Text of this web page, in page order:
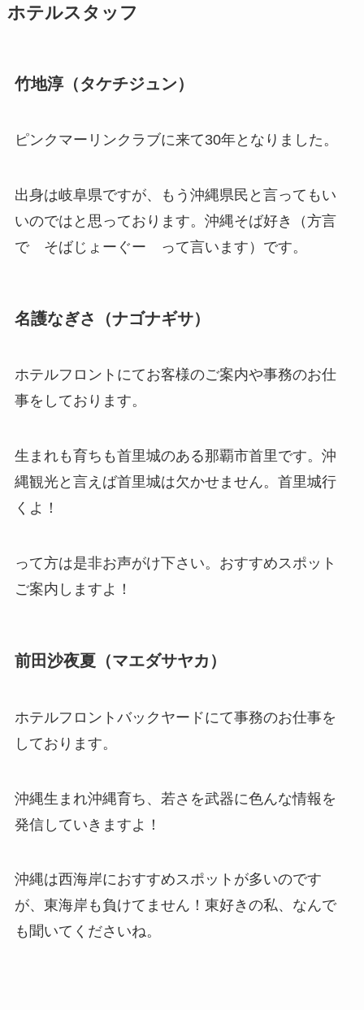
ホテルスタッフ
竹地淳（タケチジュン）
ピンクマーリンクラブに来て30年となりました。
出身は岐阜県ですが、もう沖縄県民と言ってもい
いのではと思っております。沖縄そば好き（方言
で そばじょーぐー って言います）です。
名護なぎさ（ナゴナギサ）
ホテルフロントにてお客様のご案内や事務のお仕
事をしております。
生まれも育ちも首里城のある那覇市首里です。沖
縄観光と言えば首里城は欠かせません。首里城行
くよ！
って方は是非お声がけ下さい。おすすめスポット
ご案内しますよ！
前田沙夜夏（マエダサヤカ）
ホテルフロントバックヤードにて事務のお仕事を
しております。
沖縄生まれ沖縄育ち、若さを武器に色んな情報を
発信していきますよ！
沖縄は西海岸におすすめスポットが多いのです
が、東海岸も負けてません！東好きの私、なんで
も聞いてくださいね。